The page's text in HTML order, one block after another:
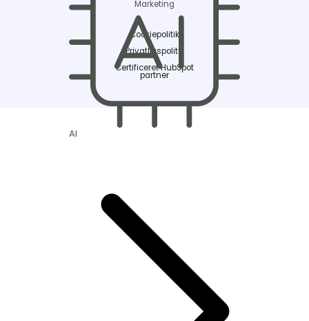
AI
Marketing
Cookiepolitik
Privatlivspolitik
Certificeret HubSpot
partner